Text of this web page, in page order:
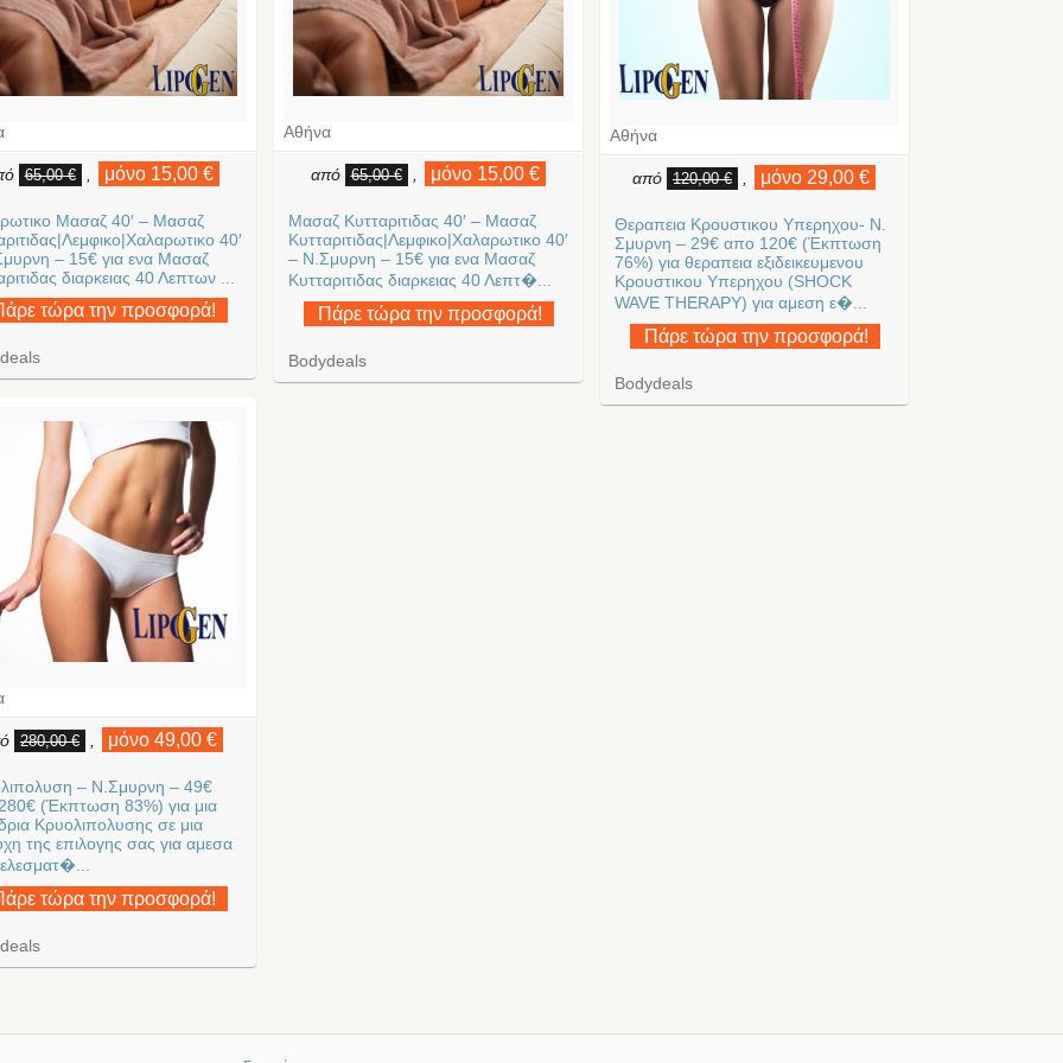
65,00 € , μόνο 15,00 €
Μασαζ 40′ – Μασαζ
40′
– 15€ για ενα Μασαζ
διαρκειας 40 Λεπτων ...
τώρα την προσφορά!
Αθήνα
από 65,00 € , μόνο 15,00 €
Μασαζ Κυτταριτιδας 40′ – Μασαζ
Κυτταριτιδας|Λεμφικο|Χαλαρωτικο 40′
– Ν.Σμυρνη – 15€ για ενα Μασαζ
Κυτταριτιδας διαρκειας 40 Λεπτ�...
Πάρε τώρα την προσφορά!
Bodydeals
Αθήνα
από 120,00 € , μόνο 29,00 €
Θεραπεια Κρουστικου Υπερηχου- Ν.
Σμυρνη – 29€ απο 120€ (Έκπτωση
76%) για θεραπεια εξιδεικευμενου
Κρουστικου Υπερηχου (SHOCK
WAVE THERAPY) για αμεση ε�...
Πάρε τώρα την προσφορά!
Bodydeals
280,00 € , μόνο 49,00 €
– Ν.Σμυρνη – 49€
(Έκπτωση 83%) για μια
Κρυολιπολυσης σε μια
της επιλογης σας για αμεσα
τώρα την προσφορά!